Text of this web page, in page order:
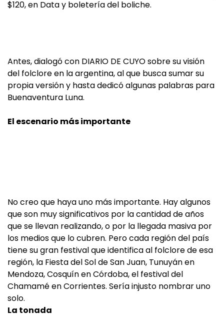
$120, en Data y boletería del boliche.
Antes, dialogó con DIARIO DE CUYO sobre su visión
del folclore en la argentina, al que busca sumar su
propia versión y hasta dedicó algunas palabras para
Buenaventura Luna.
El escenario más importante
No creo que haya uno más importante. Hay algunos
que son muy significativos por la cantidad de años
que se llevan realizando, o por la llegada masiva por
los medios que lo cubren. Pero cada región del país
tiene su gran festival que identifica al folclore de esa
región, la Fiesta del Sol de San Juan, Tunuyán en
Mendoza, Cosquín en Córdoba, el festival del
Chamamé en Corrientes. Sería injusto nombrar uno
solo.
La tonada